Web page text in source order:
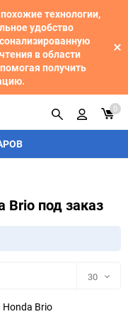
технологии,
удобство
в области
получить
0
Brio под заказ
30
Honda Brio